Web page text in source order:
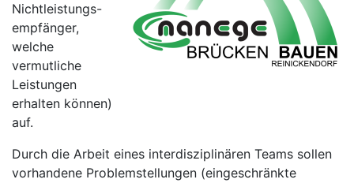
Nichtleistungs-
empfänger,
welche
vermutliche
Leistungen
erhalten können)
auf.
Durch die Arbeit eines interdisziplinären Teams sollen
vorhandene Problemstellungen (eingeschränkte